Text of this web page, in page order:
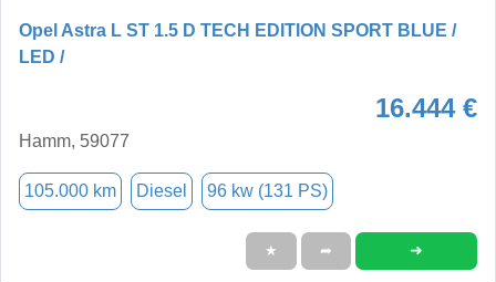
Opel Astra L ST 1.5 D TECH EDITION SPORT BLUE /
LED /
16.444 €
Hamm, 59077
105.000 km Diesel 96 kw (131 PS)
★ ➦ ➜